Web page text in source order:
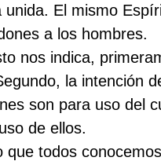
unida. El mismo
a los hombres.
nos indica,
la intención
son para uso del
de ellos.
que todos